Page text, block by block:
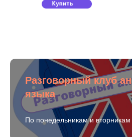
Разговорный клуб
языка
По понедельникам и вторникам